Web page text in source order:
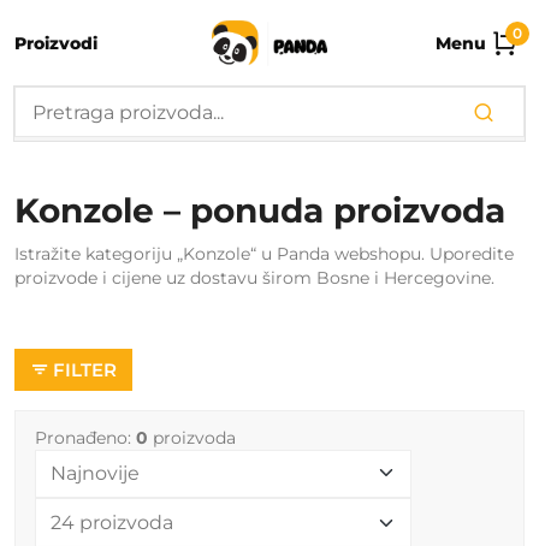
Proizvodi Menu 0
Konzole – ponuda proizvoda
Istražite kategoriju „Konzole“ u Panda webshopu. Uporedite
proizvode i cijene uz dostavu širom Bosne i Hercegovine.
FILTER
Pronađeno: 0 proizvoda